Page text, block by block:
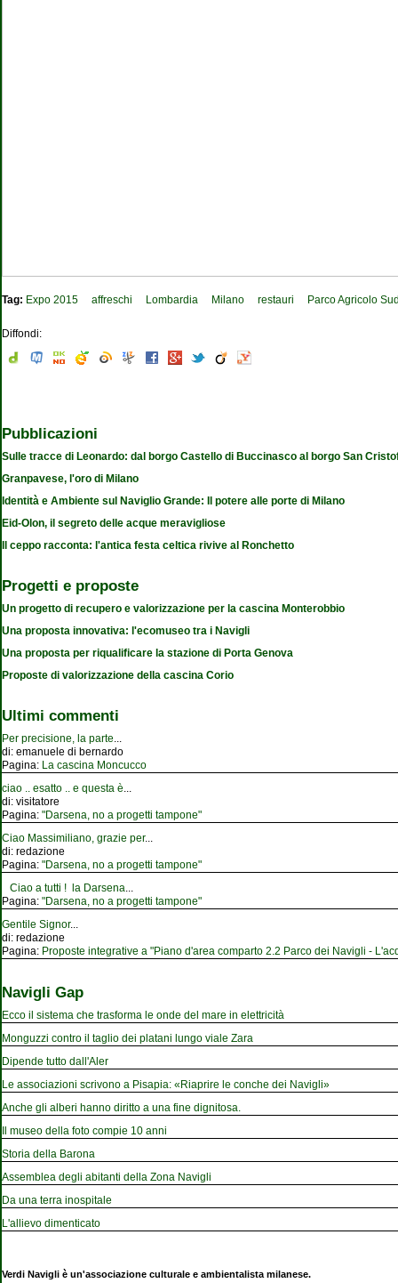
Tag: Expo 2015 affreschi Lombardia Milano restauri Parco Agricolo
Diffondi:
Pubblicazioni
Sulle tracce di Leonardo: dal borgo Castello di Buccinasco al borgo San
Granpavese, l'oro di Milano
Identità e Ambiente sul Naviglio Grande: Il potere alle porte di Milano
Eid-Olon, il segreto delle acque meravigliose
Il ceppo racconta: l'antica festa celtica rivive al Ronchetto
Progetti e proposte
Un progetto di recupero e valorizzazione per la cascina Monterobbio
Una proposta innovativa: l'ecomuseo tra i Navigli
Una proposta per riqualificare la stazione di Porta Genova
Proposte di valorizzazione della cascina Corio
Ultimi commenti
Per precisione, la parte
di: emanuele di bernardo
Pagina: La cascina Moncucco
ciao .. esatto .. e questa è
di: visitatore
Pagina: "Darsena, no a progetti tampone"
Ciao Massimiliano, grazie per...
di: redazione
Pagina: "Darsena, no a progetti tampone"
Ciao a tutti ! la Darsena
Pagina: "Darsena, no a progetti tampone"
Gentile Signor...
di: redazione
Pagina: Proposte integrative a "Piano d'area comparto 2.2 Parco dei Navigli -
Navigli Gap
Ecco il sistema che trasforma le onde del mare in elettricità
Monguzzi contro il taglio dei platani lungo viale Zara
Dipende tutto dall'Aler
Le associazioni scrivono a Pisapia: «Riaprire le conche dei Navigli»
Anche gli alberi hanno diritto a una fine dignitosa.
Il museo della foto compie 10 anni
Storia della Barona
Assemblea degli abitanti della Zona Navigli
Da una terra inospitale
L'allievo dimenticato
Verdi Navigli è un'associazione culturale e ambientalista milanese.